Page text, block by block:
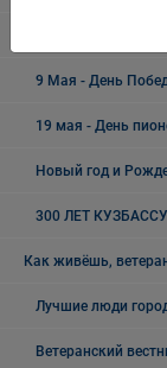
9 Мая - День
19 мая - День
Новый год и
300 ЛЕТ КУЗБАССУ
Как живёшь,
Лучшие люди
Ветеранский